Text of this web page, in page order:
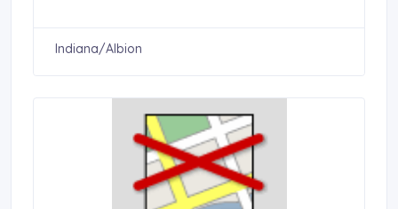
Indiana/Albion